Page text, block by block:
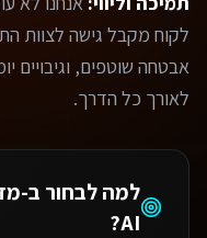
לקוח מקבל גישה לצוות
אבטחה שוטפים, וגיבויים
לאורך כל הדרך.
למה לבחור ב-
AI
?